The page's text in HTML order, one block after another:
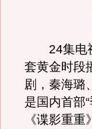
24集电视
套黄金时段
剧，秦海璐
是国内首部
《谍影重